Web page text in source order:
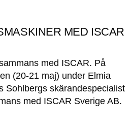
MED ISCAR
med ISCAR. På
(20-21 maj) under Elmia
Sohlbergs skärandespecialist
med ISCAR Sverige AB.